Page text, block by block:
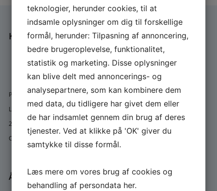
KONTAKT
pallex@post.tele.dk
Pallex v/Palle Pedersen
Landsbygaden 7, Sengeløse
2630 Taastrup
Cvr. 10848008
ÅBNINGSTIDER
teknologier, herunder cookies, til at
indsamle oplysninger om dig til forskellige
formål, herunder: Tilpasning af annoncering,
bedre brugeroplevelse, funktionalitet,
statistik og marketing. Disse oplysninger
kan blive delt med annoncerings- og
analysepartnere, som kan kombinere dem
med data, du tidligere har givet dem eller
de har indsamlet gennem din brug af deres
tjenester. Ved at klikke på 'OK' giver du
samtykke til disse formål.
Læs mere om vores brug af cookies og
behandling af persondata her.